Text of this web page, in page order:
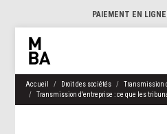
PAIEMENT EN LIGNE
Accueil Droit des sociétés
Transmission
Transmission d'entreprise : ce que les